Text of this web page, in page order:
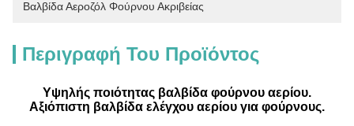
Βαλβίδα Αεροζόλ Φούρνου Ακριβείας
Περιγραφή Του Προϊόντος
Υψηλής ποιότητας βαλβίδα φούρνου αερίου.
Αξιόπιστη βαλβίδα ελέγχου αερίου για φούρνους.